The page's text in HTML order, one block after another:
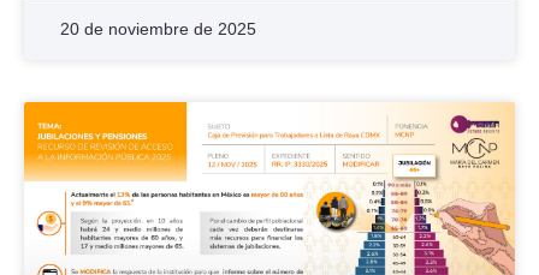
20 de noviembre de 2025